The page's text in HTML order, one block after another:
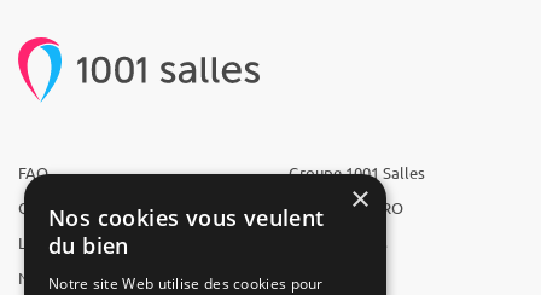
FAQ
Qui sommes-nous ?
L'équipe
Nous recrutons
Groupe 1001 Salles
1001 Salles PRO
1001 Traiteurs
1001 Artistes
×
Nos cookies vous veulent
du bien
Notre site Web utilise des cookies pour